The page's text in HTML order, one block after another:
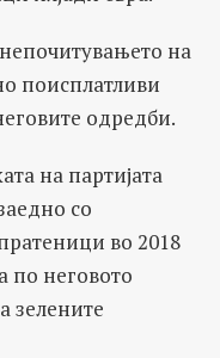
на
поисплатливи
одредби.
на партијата
со
во 2018
по неговото
зелените